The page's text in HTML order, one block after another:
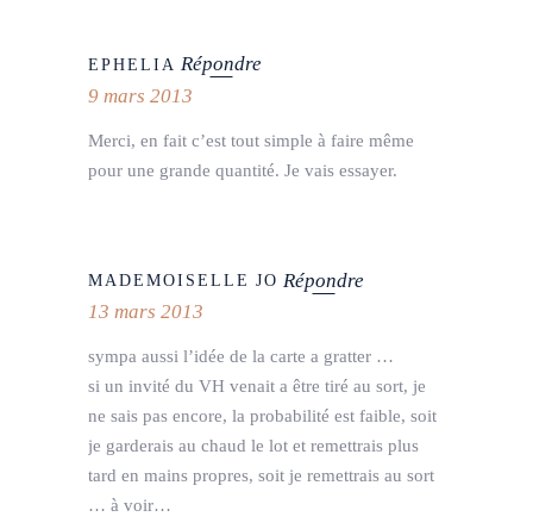
EPHELIA Répondre
9 mars 2013
Merci, en fait c’est tout simple à faire même
pour une grande quantité. Je vais essayer.
MADEMOISELLE JO Répondre
13 mars 2013
sympa aussi l’idée de la carte a gratter …
si un invité du VH venait a être tiré au sort, je
ne sais pas encore, la probabilité est faible, soit
je garderais au chaud le lot et remettrais plus
tard en mains propres, soit je remettrais au sort
… à voir…